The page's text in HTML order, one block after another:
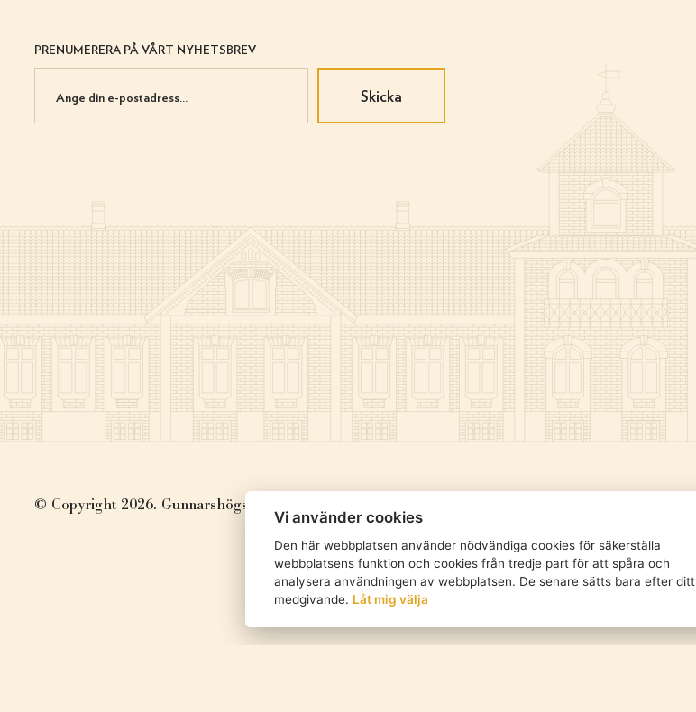
PRENUMERERA PÅ VÅRT NYHETSBREV
Skicka
© Copyright 2026. Gunnarshögs Gård
Vi använder cookies
Den här webbplatsen använder nödvändiga cookies för säkerställa
webbplatsens funktion och cookies från tredje part för att spåra och
analysera användningen av webbplatsen. De senare sätts bara efter ditt
medgivande. Låt mig välja